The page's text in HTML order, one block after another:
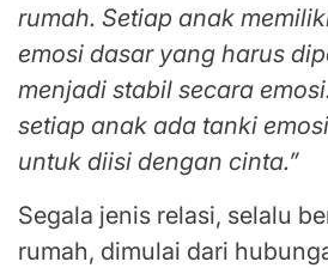
rumah. Setiap anak
emosi dasar yang harus
menjadi stabil secara
setiap anak ada tanki
untuk diisi dengan cinta.”
Segala jenis relasi, selalu
rumah, dimulai dari